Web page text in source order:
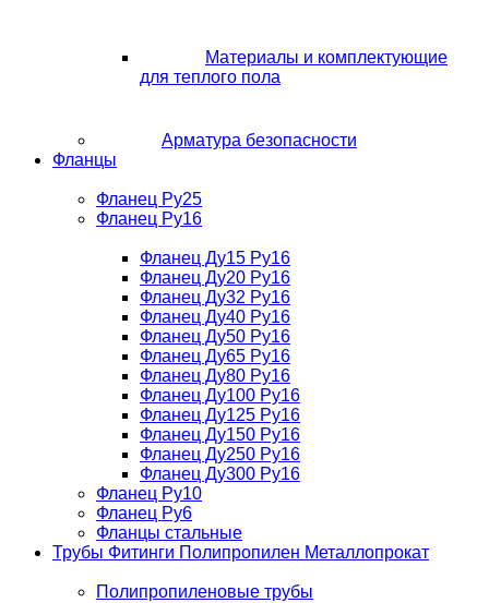
Материалы и комплектующие
для теплого пола
Арматура безопасности
Фланцы
Фланец Ру25
Фланец Ру16
Фланец Ду15 Ру16
Фланец Ду20 Ру16
Фланец Ду32 Ру16
Фланец Ду40 Ру16
Фланец Ду50 Ру16
Фланец Ду65 Ру16
Фланец Ду80 Ру16
Фланец Ду100 Ру16
Фланец Ду125 Ру16
Фланец Ду150 Ру16
Фланец Ду250 Ру16
Фланец Ду300 Ру16
Фланец Ру10
Фланец Ру6
Фланцы стальные
Трубы Фитинги Полипропилен Металлопрокат
Полипропиленовые трубы